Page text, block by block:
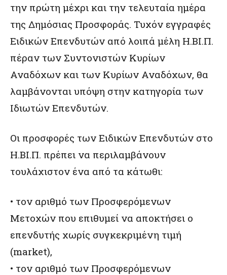
την πρώτη μέχρι και την τελευταία ημέρα
της Δημόσιας Προσφοράς. Τυχόν εγγραφές
Ειδικών Επενδυτών από λοιπά μέλη Η.ΒΙ.Π.
πέραν των Συντονιστών Κυρίων
Αναδόχων και των Κυρίων Αναδόχων, θα
λαμβάνονται υπόψη στην κατηγορία των
Ιδιωτών Επενδυτών.
Οι προσφορές των Ειδικών Επενδυτών στο
Η.ΒΙ.Π. πρέπει να περιλαμβάνουν
τουλάχιστον ένα από τα κάτωθι:
• τον αριθμό των Προσφερόμενων
Μετοχών που επιθυμεί να αποκτήσει ο
επενδυτής χωρίς συγκεκριμένη τιμή
(market),
• τον αριθμό των Προσφερόμενων